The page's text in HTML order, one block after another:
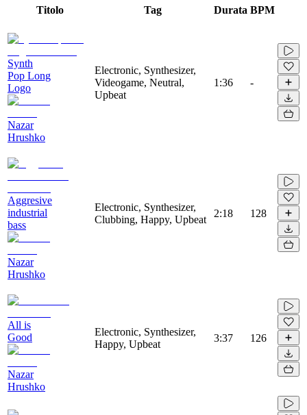
Titolo Tag Durata BPM
Synth
Pop Long
Logo
Nazar
Hrushko
Electronic, Synthesizer,
Videogame, Neutral,
Upbeat
1:36 -
Aggresive
industrial
bass
Nazar
Hrushko
Electronic, Synthesizer,
Clubbing, Happy, Upbeat
2:18 128
All is
Good
Nazar
Hrushko
Electronic, Synthesizer,
Happy, Upbeat
3:37 126